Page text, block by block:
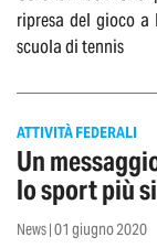
ripresa del gioco
scuola di tennis
ATTIVITÀ FEDERALI
Un
lo sport più
News | 01 giugno 2020